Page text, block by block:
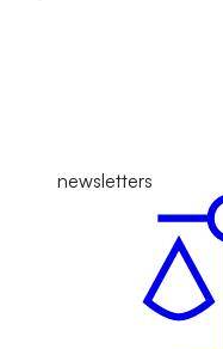
newsletters